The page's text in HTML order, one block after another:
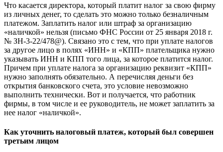
Что касается директора, который платит налог за свою фирму
из личных денег, то сделать это можно только безналичным
платежом. Заплатить налог или штраф за организацию
«наличкой» нельзя (письмо ФНС России от 25 января 2018 г.
№ ЗН-3-22/478@). Связано это с тем, что при уплате налогов
за другое лицо в полях «ИНН» и «КПП» плательщика нужно
указывать ИНН и КПП того лица, за которое платится налог.
Причем при уплате налога за организацию реквизит «КПП»
нужно заполнять обязательно. А перечисляя деньги без
открытия банковского счета, это условие невозможно
выполнить технически. Вот и получается, что работник
фирмы, в том числе и ее руководитель, не может заплатить за
нее налог «наличкой».
Как уточнить налоговый платеж, который был совершен
третьим лицом